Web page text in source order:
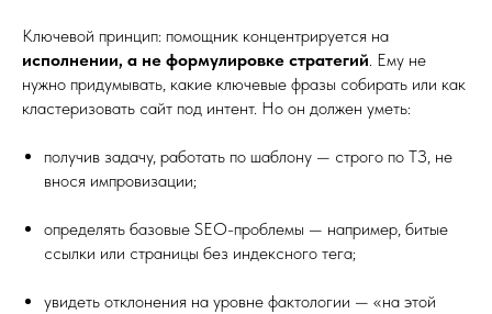
Ключевой принцип: помощник концентрируется на
исполнении, а не формулировке стратегий. Ему не
нужно придумывать, какие ключевые фразы собирать или как
кластеризовать сайт под интент. Но он должен уметь:
получив задачу, работать по шаблону — строго по ТЗ, не
внося импровизации;
определять базовые SEO-проблемы — например, битые
ссылки или страницы без индексного тега;
увидеть отклонения на уровне фактологии — «на этой